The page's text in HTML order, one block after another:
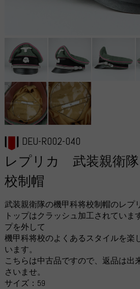
DEU-R002-040
レプリカ 武装親衛
校制帽
武装親衛隊の機甲科将校制帽のレプ
トップはクラッシュ加工されていま
プを外して
機甲科将校のよくあるスタイルを楽
います。
こちらは中古品ですので、返品は出
さいませ。
サイズ：59